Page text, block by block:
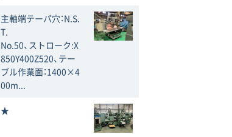
主軸端テーパ穴：N.S.
T.
No.50、ストローク:X
850Y400Z520、テー
ブル作業面：1400×4
00m...
★